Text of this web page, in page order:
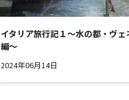
イタリア旅行記１～水の都・ヴェ
編～
2024年06月14日